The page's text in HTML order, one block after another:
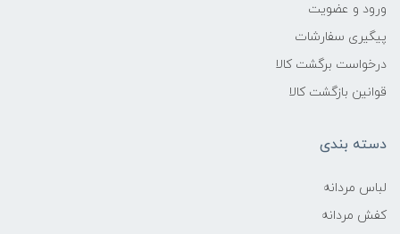
ورود و عضویت
پیگیری سفارشات
درخواست برگشت کالا
قوانین بازگشت کالا
دسته بندی
لباس مردانه
کفش مردانه